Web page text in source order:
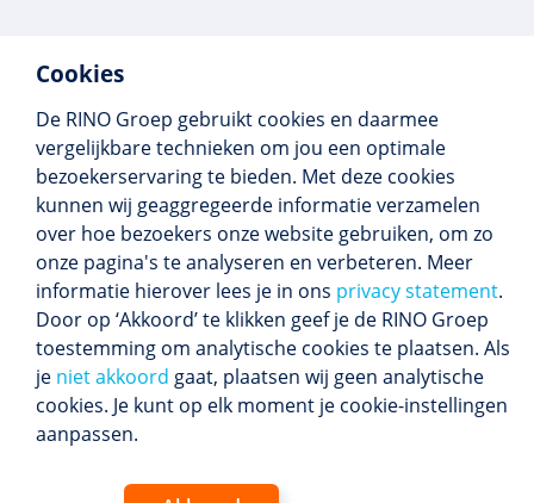
Cookies
De RINO Groep gebruikt cookies en daarmee
vergelijkbare technieken om jou een optimale
bezoekerservaring te bieden. Met deze cookies
kunnen wij geaggregeerde informatie verzamelen
over hoe bezoekers onze website gebruiken, om zo
onze pagina's te analyseren en verbeteren. Meer
informatie hierover lees je in ons privacy statement.
Door op ‘Akkoord’ te klikken geef je de RINO Groep
toestemming om analytische cookies te plaatsen. Als
je niet akkoord gaat, plaatsen wij geen analytische
cookies. Je kunt op elk moment je cookie-instellingen
aanpassen.
Meer dan 250 opleidingen
Alle BIG-opleidingen in huis
Cedeo-erkend en CRKBO-geregistreerd
Gemiddelde beoordeling 8,4
Volg ons
Blijf op de hoogte van het (nieuwe) scholings­
aanbod en ons laatste nieuws.